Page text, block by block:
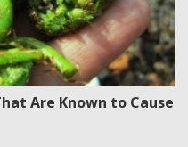
Are Known to Cause